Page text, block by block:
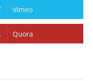
Vimeo
Quora